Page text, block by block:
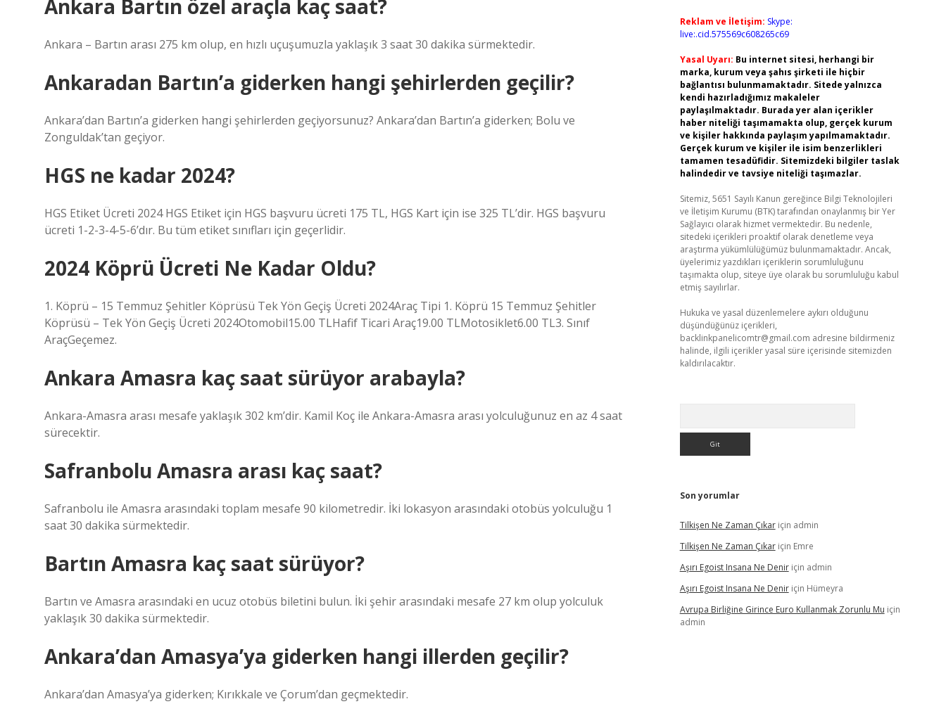
Ankara Bartın özel araçla kaç saat?
Ankara – Bartın arası 275 km olup, en hızlı uçuşumuzla yaklaşık 3 saat 30 dakika sürmektedir.
Ankaradan Bartın’a giderken hangi şehirlerden geçilir?
Ankara’dan Bartın’a giderken hangi şehirlerden geçiyorsunuz? Ankara’dan Bartın’a giderken; Bolu ve
Zonguldak’tan geçiyor.
HGS ne kadar 2024?
HGS Etiket Ücreti 2024 HGS Etiket için HGS başvuru ücreti 175 TL, HGS Kart için ise 325 TL’dir. HGS başvuru
ücreti 1-2-3-4-5-6’dır. Bu tüm etiket sınıfları için geçerlidir.
2024 Köprü Ücreti Ne Kadar Oldu?
1. Köprü – 15 Temmuz Şehitler Köprüsü Tek Yön Geçiş Ücreti 2024Araç Tipi 1. Köprü 15 Temmuz Şehitler
Köprüsü – Tek Yön Geçiş Ücreti 2024Otomobil15.00 TLHafif Ticari Araç19.00 TLMotosiklet6.00 TL3. Sınıf
AraçGeçemez.
Ankara Amasra kaç saat sürüyor arabayla?
Ankara-Amasra arası mesafe yaklaşık 302 km’dir. Kamil Koç ile Ankara-Amasra arası yolculuğunuz en az 4 saat
sürecektir.
Safranbolu Amasra arası kaç saat?
Safranbolu ile Amasra arasındaki toplam mesafe 90 kilometredir. İki lokasyon arasındaki otobüs yolculuğu 1
saat 30 dakika sürmektedir.
Bartın Amasra kaç saat sürüyor?
Bartın ve Amasra arasındaki en ucuz otobüs biletini bulun. İki şehir arasındaki mesafe 27 km olup yolculuk
yaklaşık 30 dakika sürmektedir.
Ankara’dan Amasya’ya giderken hangi illerden geçilir?
Ankara’dan Amasya’ya giderken; Kırıkkale ve Çorum’dan geçmektedir.
Reklam ve İletişim: Skype:
live:.cid.575569c608265c69
Yasal Uyarı: Bu internet sitesi, herhangi bir
marka, kurum veya şahıs şirketi ile hiçbir
bağlantısı bulunmamaktadır. Sitede yalnızca
kendi hazırladığımız makaleler
paylaşılmaktadır. Burada yer alan içerikler
haber niteliği taşımamakta olup, gerçek kurum
ve kişiler hakkında paylaşım yapılmamaktadır.
Gerçek kurum ve kişiler ile isim benzerlikleri
tamamen tesadüfidir. Sitemizdeki bilgiler taslak
halindedir ve tavsiye niteliği taşımazlar.
Sitemiz, 5651 Sayılı Kanun gereğince Bilgi Teknolojileri
ve İletişim Kurumu (BTK) tarafından onaylanmış bir Yer
Sağlayıcı olarak hizmet vermektedir. Bu nedenle,
sitedeki içerikleri proaktif olarak denetleme veya
araştırma yükümlülüğümüz bulunmamaktadır. Ancak,
üyelerimiz yazdıkları içeriklerin sorumluluğunu
taşımakta olup, siteye üye olarak bu sorumluluğu kabul
etmiş sayılırlar.
Hukuka ve yasal düzenlemelere aykırı olduğunu
düşündüğünüz içerikleri,
backlinkpanelicomtr@gmail.com adresine bildirmeniz
halinde, ilgili içerikler yasal süre içerisinde sitemizden
kaldırılacaktır.
Son yorumlar
Tilkişen Ne Zaman Çıkariçin admin
Tilkişen Ne Zaman Çıkariçin Emre
Aşırı Egoist Insana Ne Deniriçin admin
Aşırı Egoist Insana Ne Deniriçin Hümeyra
Avrupa Birliğine Girince Euro Kullanmak Zorunlu Mu için
admin